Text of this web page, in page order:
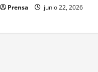
Prensa junio 22, 2026